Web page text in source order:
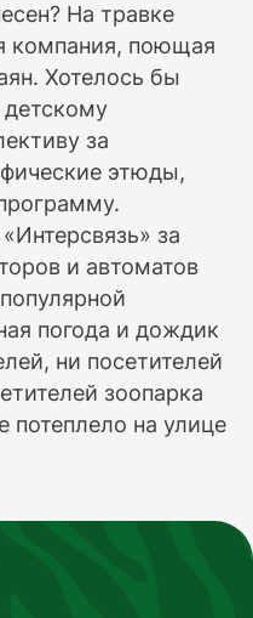
На травке
компания, поющая
Хотелось бы
детскому
за
этюды,
за
и автоматов
погода и дождик
ни посетителей
зоопарка
потеплело на улице